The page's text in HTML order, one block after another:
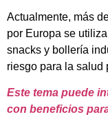
Actualmente, más
por Europa se
snacks y bollería
riesgo para la salud
Este tema puede
con beneficios